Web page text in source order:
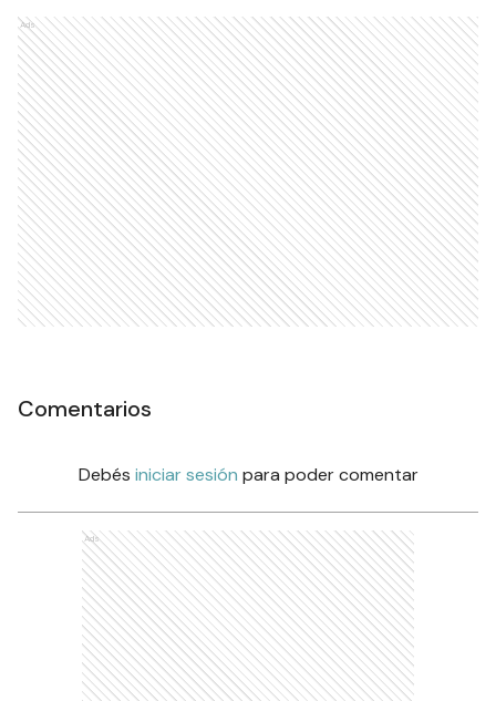
Ads
Comentarios
Debés iniciar sesión para poder comentar
Ads